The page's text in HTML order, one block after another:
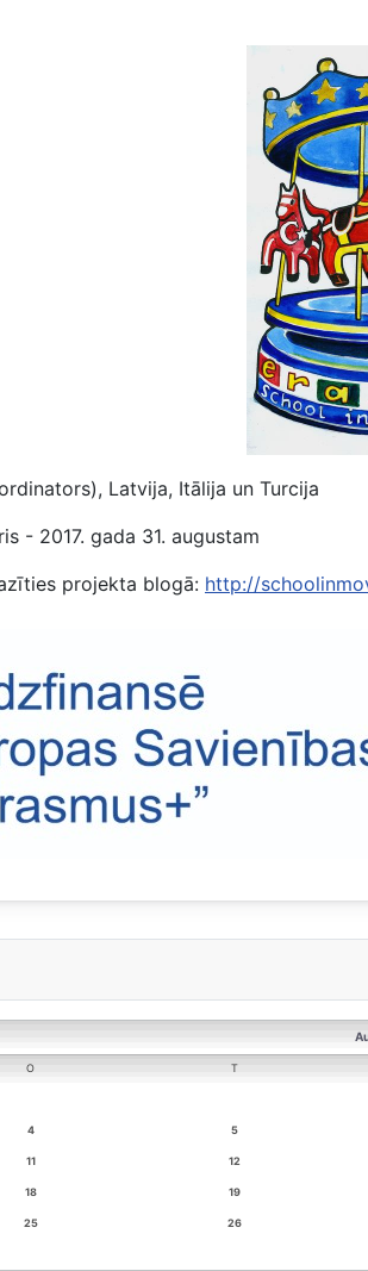
Latvija, Itālija un Turcija
- 2017. gada 31. augustam
projekta blogā: http://
O T
4 5
11 12
18 19
25 26